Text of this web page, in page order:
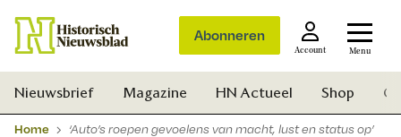
Abonneren
Account Menu
Nieuwsbrief Magazine HN Actueel Shop
Home ‘Auto’s roepen gevoelens van macht, lust en status op’